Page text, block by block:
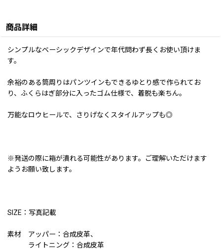
商品詳細
シンプルなベーシックデザインで年代問わず長くお使い頂けま
す。
余裕のある筒周りはパンツインもできるゆとり感で作られてお
り、ふくらはぎ部分に入ったゴム仕様で、着脱も楽ちん。
万能なロウヒールで、さりげなくスタイルアップも◎
※発送の際に箱が潰れる可能性があります。ご理解いただけます
ようお願い致します。
SIZE：写真記載
素材 アッパー：合成皮革、
ライトニング：合成皮革